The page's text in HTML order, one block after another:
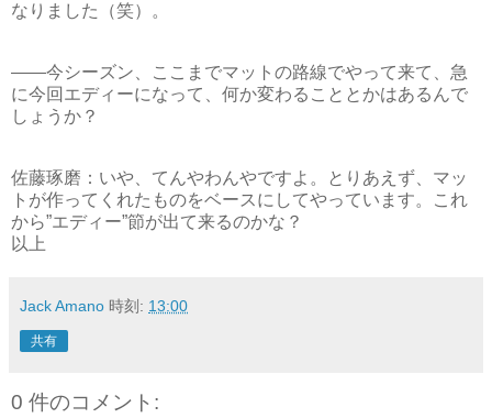
なりました（笑）。
――今シーズン、ここまでマットの路線でやって来て、急
に今回エディーになって、何か変わることとかはあるんで
しょうか？
佐藤琢磨：いや、てんやわんやですよ。とりあえず、マッ
トが作ってくれたものをベースにしてやっています。これ
から”エディー”節が出て来るのかな？
以上
Jack Amano 時刻: 13:00
共有
0 件のコメント: